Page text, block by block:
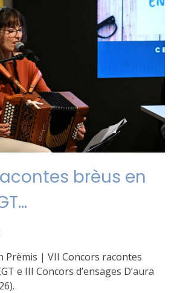
brèus en
Prèmis | VII Concors racontes
e III Concors d’ensages D’aura